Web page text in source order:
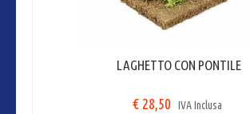
LAGHETTO CON PONTILE
€ 28,50 IVA Inclusa